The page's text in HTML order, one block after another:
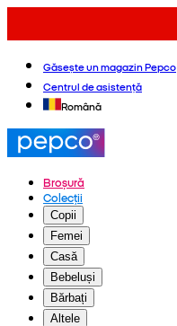
Găsește un magazin Pepco
Centrul de asistență
Română
Broșură
Colecții
Copii
Femei
Casă
Bebeluși
Bărbați
Altele